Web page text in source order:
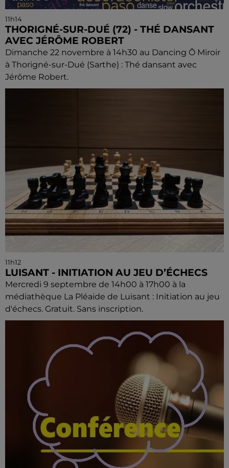
11h14
THORIGNÉ-SUR-DUÉ (72) - THÉ DANSANT
AVEC JÉRÔME ROBERT
Dimanche 22 novembre à 14h30 au Dancing Ô Miroir
à Thorigné-sur-Dué (Sarthe) : Thé dansant avec
Jérôme Robert.
11h12
LUISANT - INITIATION AU JEU D’ÉCHECS
Mercredi 9 septembre de 14h00 à 17h00 à la
médiathèque La Pléaide de Luisant : Initiation au jeu
d'échecs. Gratuit. Sans inscription.